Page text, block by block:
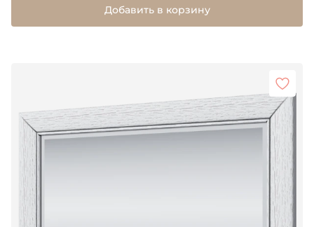
Добавить в корзину